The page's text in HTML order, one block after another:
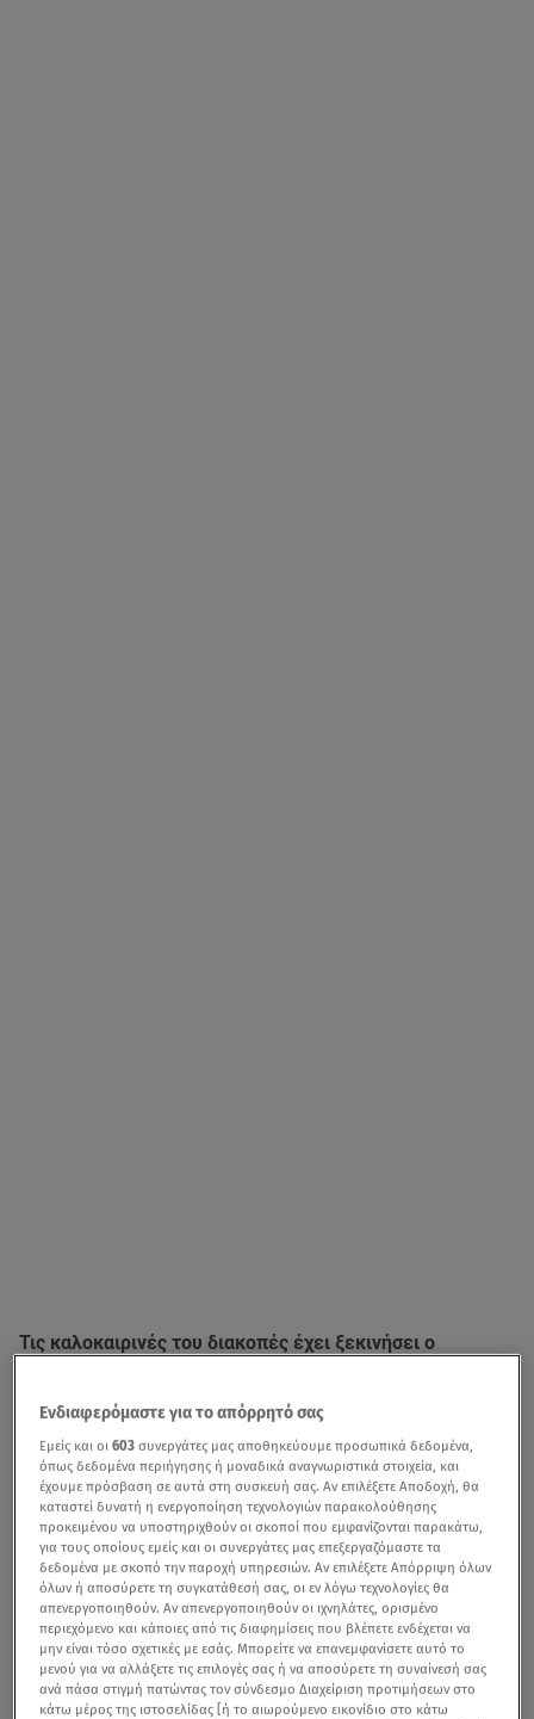
Τις καλοκαιρινές του διακοπές έχει ξεκινήσει ο
καλοκαίρι, έτσι και φέτος επισκέφθηκε την Άνδρο.
Μάλιστα, ο γνωστός κριτικός κινηματογράφου βρέθηκε
στο αγαπημένο μέρος τηςΕλένης Μενεγάκη, που είναι το
ξενοδοχείο που έχει ο σύζυγός της,Μάκης Παντζόπουλος
στα Άχλα.
Ενδιαφερόμαστε για το απόρρητό σας
Εμείς και οι603 συνεργάτες μας αποθηκεύουμε προσωπικά δεδομένα,
όπως δεδομένα περιήγησης ή μοναδικά αναγνωριστικά στοιχεία, και
έχουμε πρόσβαση σε αυτά στη συσκευή σας. Αν επιλέξετε Αποδοχή, θα
καταστεί δυνατή η ενεργοποίηση τεχνολογιών παρακολούθησης
προκειμένου να υποστηριχθούν οι σκοποί που εμφανίζονται παρακάτω,
για τους οποίους εμείς και οι συνεργάτες μας επεξεργαζόμαστε τα
δεδομένα με σκοπό την παροχή υπηρεσιών. Αν επιλέξετε Απόρριψη όλων
όλων ή αποσύρετε τη συγκατάθεσή σας, οι εν λόγω τεχνολογίες θα
απενεργοποιηθούν. Αν απενεργοποιηθούν οι ιχνηλάτες, ορισμένο
περιεχόμενο και κάποιες από τις διαφημίσεις που βλέπετε ενδέχεται να
μην είναι τόσο σχετικές με εσάς. Μπορείτε να επανεμφανίσετε αυτό το
μενού για να αλλάξετε τις επιλογές σας ή να αποσύρετε τη συναίνεσή σας
ανά πάσα στιγμή πατώντας τον σύνδεσμο Διαχείριση προτιμήσεων στο
κάτω μέρος της ιστοσελίδας [ή το αιωρούμενο εικονίδιο στο κάτω